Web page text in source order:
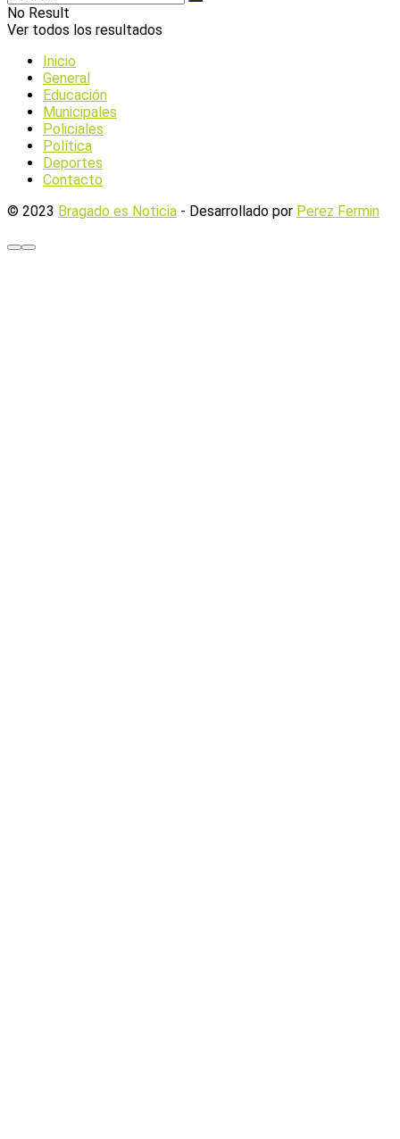
No Result
Ver todos los resultados
Inicio
General
Educación
Municipales
Policiales
Política
Deportes
Contacto
© 2023 Bragado es Noticia - Desarrollado por Perez Fermin